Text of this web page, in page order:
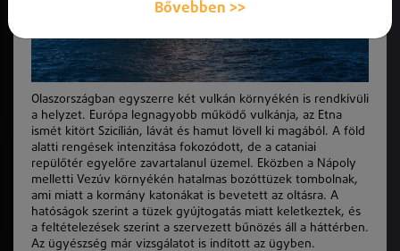
Olaszországban egyszerre két vulkán környékén is rendkívüli
a helyzet. Európa legnagyobb működő vulkánja, az Etna
ismét kitört Szicílián, lávát és hamut lövell ki magából. A föld
alatti rengések intenzitása fokozódott, de a cataniai
repülőtér egyelőre zavartalanul üzemel. Eközben a Nápoly
melletti Vezúv környékén hatalmas bozóttüzek tombolnak,
ami miatt a kormány katonákat is bevetett az oltásra. A
hatóságok szerint a tüzek gyújtogatás miatt keletkeztek, és
a feltételezések szerint a szervezett bűnözés áll a háttérben.
Az ügyészség már vizsgálatot is indított az ügyben.
Bővebben >>